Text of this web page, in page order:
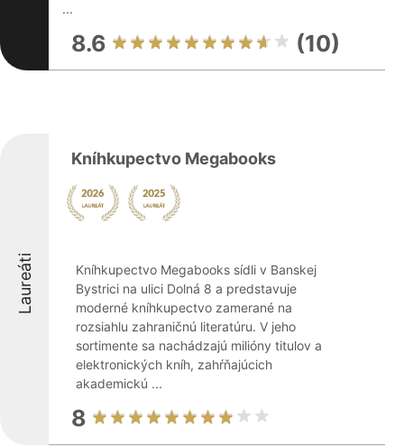
...
8.6 (10)
Laureáti
Kníhkupectvo Megabooks
Kníhkupectvo Megabooks sídli v Banskej
Bystrici na ulici Dolná 8 a predstavuje
moderné kníhkupectvo zamerané na
rozsiahlu zahraničnú literatúru. V jeho
sortimente sa nachádzajú milióny titulov a
elektronických kníh, zahŕňajúcich
akademickú ...
8